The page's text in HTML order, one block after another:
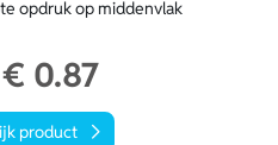
opdruk op middenvlak
€ 0.87
product